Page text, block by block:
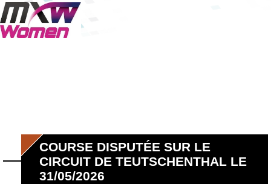
COURSE DISPUTÉE SUR LE
CIRCUIT DE TEUTSCHENTHAL LE
31/05/2026